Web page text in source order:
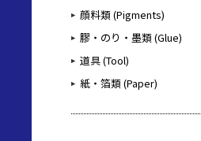
顔料類 (Pigments)
膠・のり・墨類 (Glue)
道具 (Tool)
紙・箔類 (Paper)